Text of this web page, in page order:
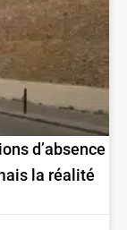
d’absence
la réalité